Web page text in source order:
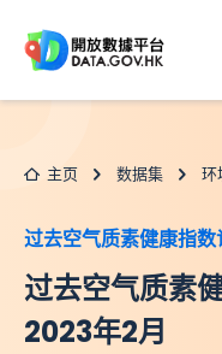
主页 数据集 环
过去空气质素健康指数
过去空气质素
2023年2月